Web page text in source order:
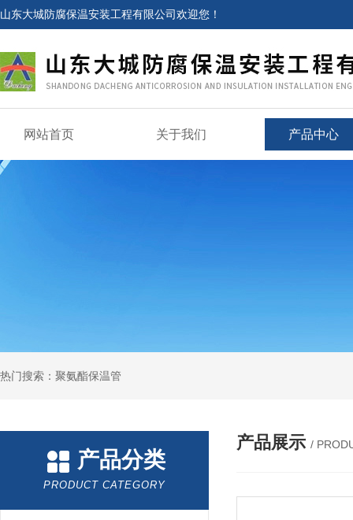
山东大城防腐保温安装工程有限公司欢迎您！
网站首页 关于我们 产品中心
热门搜索：聚氨酯保温管
产品分类
PRODUCT CATEGORY
产品展示 /